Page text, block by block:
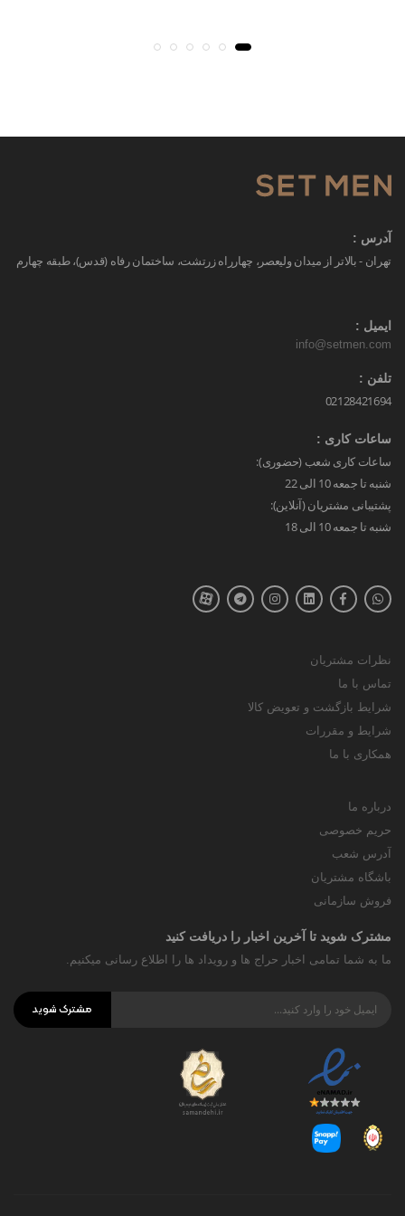
آدرس :
تهران - بالاتر از میدان ولیعصر، چهارراه زرتشت، ساختمان رفاه (قدس)، طبقه چهارم
ایمیل :
info@setmen.com
تلفن :
02128421694
ساعات کاری :
ساعات کاری شعب (حضوری):
شنبه تا جمعه 10 الی 22
پشتیبانی مشتریان (آنلاین):
شنبه تا جمعه 10 الی 18
نظرات مشتریان
تماس با ما
شرایط بازگشت و تعویض کالا
شرایط و مقررات
همکاری با ما
درباره ما
حریم خصوصی
آدرس شعب
باشگاه مشتریان
فروش سازمانی
مشترک شوید تا آخرین اخبار را دریافت کنید
ما به شما تمامی اخبار حراج ها و رویداد ها را اطلاع رسانی میکنیم.
مشترک شوید